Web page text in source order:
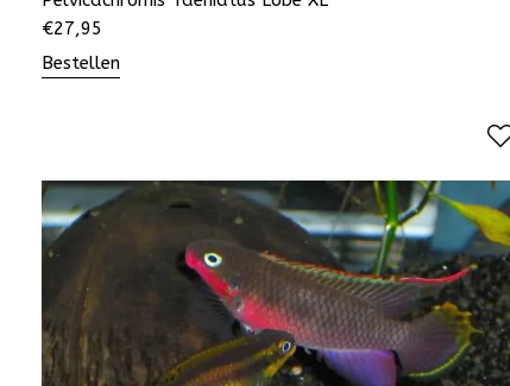
€27,95
Bestellen